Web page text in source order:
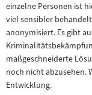
einzelne Personen ist
viel sensibler
anonymisiert. Es gibt
maßgeschneiderte
noch nicht abzusehen.
Entwicklung.